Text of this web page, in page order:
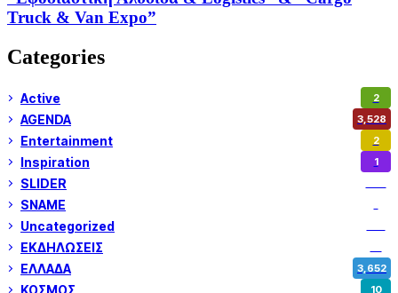
Truck & Van Expo”
Categories
Active 2
AGENDA 3,528
Entertainment 2
Inspiration 1
SLIDER
SNAME
Uncategorized
ΕΚΔΗΛΩΣΕΙΣ
ΕΛΛΑΔΑ 3,652
ΚΟΣΜΟΣ 10